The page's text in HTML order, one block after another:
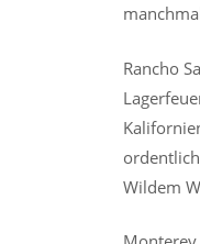
Rancho
Wildem